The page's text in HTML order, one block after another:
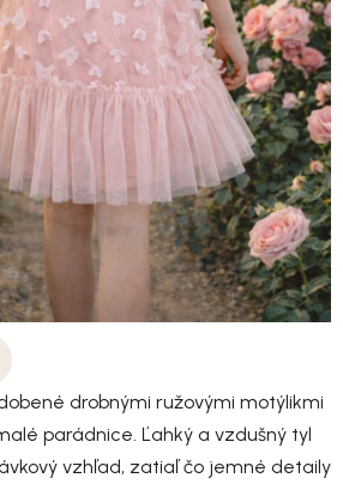
drobnými ružovými motýlikmi
parádnice. Ľahký a vzdušný tyl
vzhľad, zatiaľ čo jemné detaily